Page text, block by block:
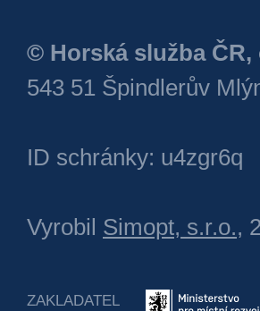
© Horská služba ČR,
543 51 Špindlerův
ID schránky: u4zgr6q
Vyrobil Simopt, s.r.o.,
ZAKLADATEL